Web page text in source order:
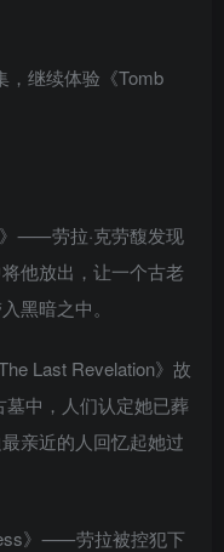
，继续体验《Tomb
》⸺劳拉·克劳馥发现
他放出，让一个古老
黑暗之中。
Last Revelation》故
墓中，人们认定她已葬
亲近的人回忆起她过
》⸺劳拉被控犯下